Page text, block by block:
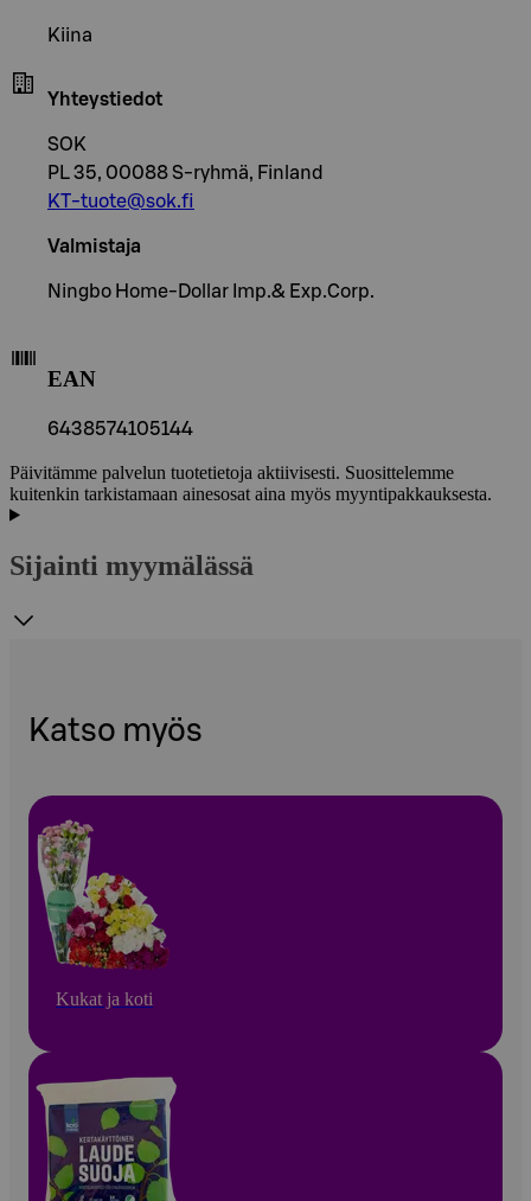
Kiina
Yhteystiedot
SOK
PL 35, 00088 S-ryhmä, Finland
KT-tuote@sok.fi
Valmistaja
Ningbo Home-Dollar Imp.& Exp.Corp.
EAN
6438574105144
Päivitämme palvelun tuotetietoja aktiivisesti. Suosittelemme
kuitenkin tarkistamaan ainesosat aina myös myyntipakkauksesta.
Sijainti myymälässä
Katso myös
Kukat ja koti